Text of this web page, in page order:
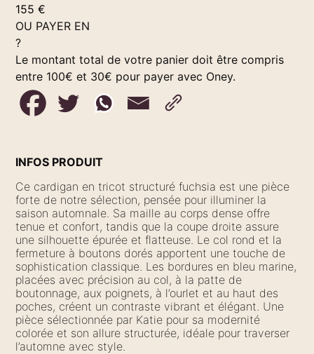
155€
OU PAYER EN
?
Le montant total de votre panier doit être compris
entre 100€ et 30€ pour payer avec Oney.
INFOS PRODUIT
Ce cardigan en tricot structuré fuchsia est une pièce
forte de notre sélection, pensée pour illuminer la
saison automnale. Sa maille au corps dense offre
tenue et confort, tandis que la coupe droite assure
une silhouette épurée et flatteuse. Le col rond et la
fermeture à boutons dorés apportent une touche de
sophistication classique. Les bordures en bleu marine,
placées avec précision au col, à la patte de
boutonnage, aux poignets, à l’ourlet et au haut des
poches, créent un contraste vibrant et élégant. Une
pièce sélectionnée par Katie pour sa modernité
colorée et son allure structurée, idéale pour traverser
l’automne avec style.